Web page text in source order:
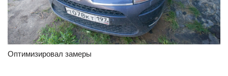
Оптимизировал замеры